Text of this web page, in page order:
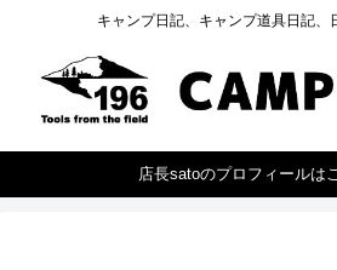
キャンプ日記、キャンプ道具日記、
店長satoのプロフィールは